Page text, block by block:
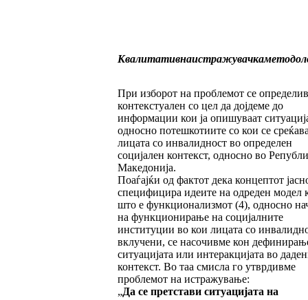
Квалитативнаистражувачка
При изборот на проблемот се
контекстуален со цел да дојдеме до
информации кои ја опишуваат
односно потешкотиите со кои се
лицата со инвалидност во определен
социјален контекст, односно во
Македонија.
Поаѓајќи од фактот дека концептот
специфицира идеите на одреден модел
што е функционализмот (4), односно
на функционирање на социјалните
институции во кои лицата со
вклучени, се насочивме кон
ситуацијата или интеракцијата во
контекст. Во таа смисла го утврдивме
проблемот на истражување:
„Да се претстави ситуацијата на